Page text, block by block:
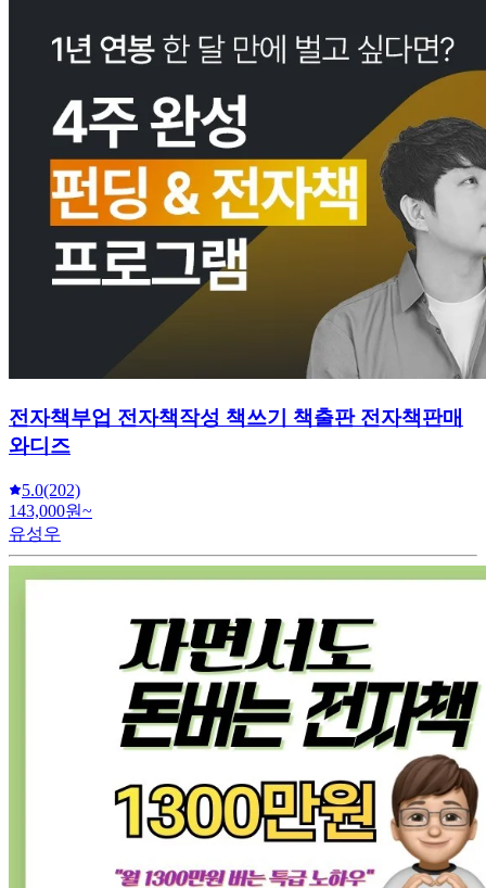
전자책부업 전자책작성 책쓰기 책출판 전자책판매
와디즈
5.0(202)
143,000원~
유성우